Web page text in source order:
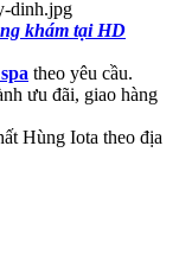
khám tại HD
theo yêu cầu.
ưu đãi, giao hàng
Hùng Iota theo địa